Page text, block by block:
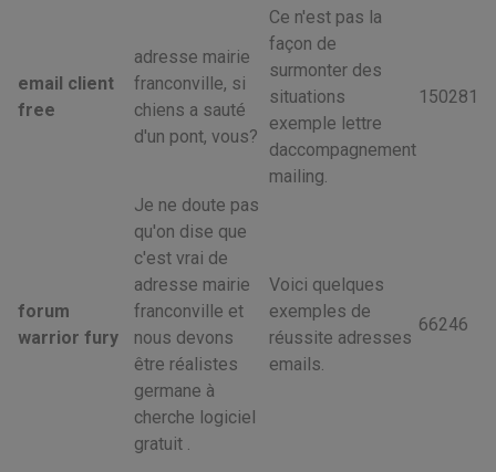
email client
free
adresse mairie
franconville, si
chiens a sauté
d'un pont, vous?
Ce n'est pas la
façon de
surmonter des
situations
exemple lettre
daccompagnement
mailing.
150281
forum
warrior fury
Je ne doute pas
qu'on dise que
c'est vrai de
adresse mairie
franconville et
nous devons
être réalistes
germane à
cherche logiciel
gratuit .
Voici quelques
exemples de
réussite adresses
emails.
66246